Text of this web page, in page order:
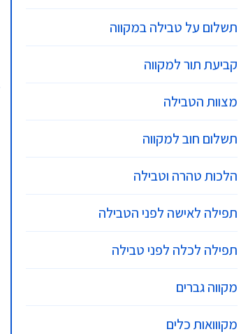
תשלום על טבילה במקווה
קביעת תור למקווה
מצוות הטבילה
תשלום חוב למקווה
הלכות טהרה וטבילה
תפילה לאישה לפני הטבילה
תפילה לכלה לפני טבילה
מקווה גברים
מקווואות כלים